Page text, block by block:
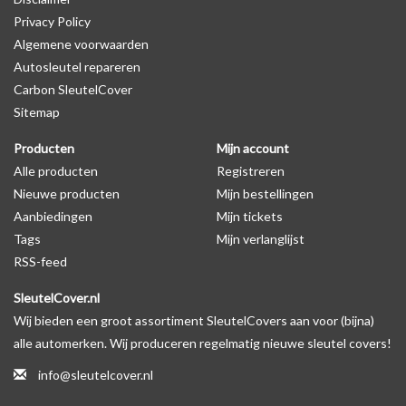
Levering
Voor 16:00 besteld = Dezelfde dag verzonden
Verzending naar België: 1/3 werkdagen
Merk: SleutelCover
Geschikt voor: Volkswagen
Gewicht: 20g
Materiaal: Siliconen
Geschikt voor o.a. de volgende modellen:
* Afhankelijk van het bouwjaar
* Controleer
altijd alsnog eerst uw model sleutel met het
Privacy Policy
Algemene voorwaarden
Autosleutel repareren
Carbon SleutelCover
Sitemap
Producten
Alle producten
Nieuwe producten
Aanbiedingen
Tags
RSS-feed
Mijn account
Registreren
Mijn bestellingen
Mijn tickets
Mijn verlanglijst
SleutelCover.nl
Wij bieden een groot assortiment SleutelCovers aan voor (bijna)
alle automerken. Wij produceren regelmatig nieuwe sleutel covers!
info@sleutelcover.nl